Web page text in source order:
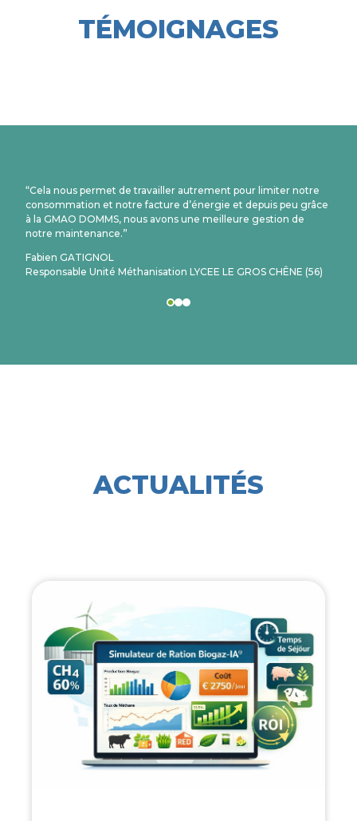
TÉMOIGNAGES
“Cela nous permet de travailler autrement pour limiter notre
consommation et notre facture d’énergie et depuis peu grâce
à la GMAO DOMMS, nous avons une meilleure gestion de
notre maintenance.”
Fabien GATIGNOL
Responsable Unité Méthanisation LYCEE LE GROS CHÊNE (56)
ACTUALITÉS